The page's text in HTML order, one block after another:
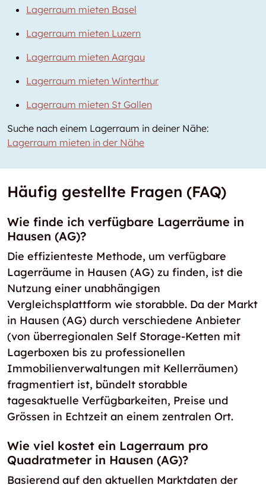
Lagerraum mieten Basel
Lagerraum mieten Luzern
Lagerraum mieten Aargau
Lagerraum mieten Winterthur
Lagerraum mieten St Gallen
Suche nach einem Lagerraum in deiner Nähe:
Lagerraum mieten in der Nähe
Häufig gestellte Fragen (FAQ)
Wie finde ich verfügbare Lagerräume in
Hausen (AG)?
Die effizienteste Methode, um verfügbare
Lagerräume in Hausen (AG) zu finden, ist die
Nutzung einer unabhängigen
Vergleichsplattform wie storabble. Da der Markt
in Hausen (AG) durch verschiedene Anbieter
(von überregionalen Self Storage-Ketten mit
Lagerboxen bis zu professionellen
Immobilienverwaltungen mit Kellerräumen)
fragmentiert ist, bündelt storabble
tagesaktuelle Verfügbarkeiten, Preise und
Grössen in Echtzeit an einem zentralen Ort.
Wie viel kostet ein Lagerraum pro
Quadratmeter in Hausen (AG)?
Basierend auf den aktuellen Marktdaten der